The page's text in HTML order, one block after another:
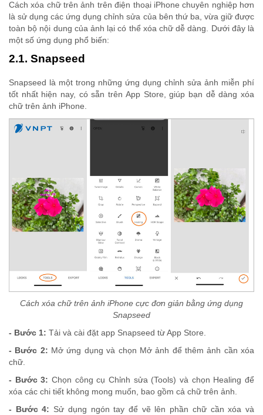
Cách xóa chữ trên ảnh trên điện thoại iPhone chuyên nghiệp hơn
là sử dụng các ứng dụng chỉnh sửa của bên thứ ba, vừa giữ được
toàn bộ nội dung của ảnh lại có thể xóa chữ dễ dàng. Dưới đây là
một số ứng dụng phổ biến:
2.1. Snapseed
Snapseed là một trong những ứng dụng chỉnh sửa ảnh miễn phí
tốt nhất hiện nay, có sẵn trên App Store, giúp bạn dễ dàng xóa
chữ trên ảnh iPhone.
Cách xóa chữ trên ảnh iPhone cực đơn giản bằng ứng dụng
Snapseed
- Bước 1: Tải và cài đặt app Snapseed từ App Store.
- Bước 2: Mở ứng dụng và chọn Mở ảnh để thêm ảnh cần xóa
chữ.
- Bước 3: Chọn công cụ Chỉnh sửa (Tools) và chọn Healing để
xóa các chi tiết không mong muốn, bao gồm cả chữ trên ảnh.
- Bước 4: Sử dụng ngón tay để vẽ lên phần chữ cần xóa và